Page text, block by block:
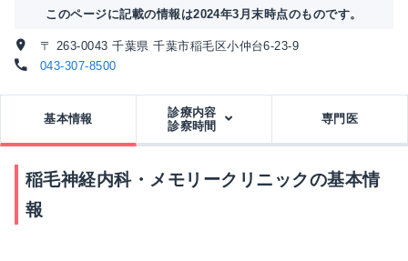
このページに記載の情報は2024年3月末時点のものです。
〒 263-0043 千葉県 千葉市稲毛区小仲台6-23-9
043-307-8500
基本情報
診療内容
診察時間
専門医
稲毛神経内科・メモリークリニックの基本情
報